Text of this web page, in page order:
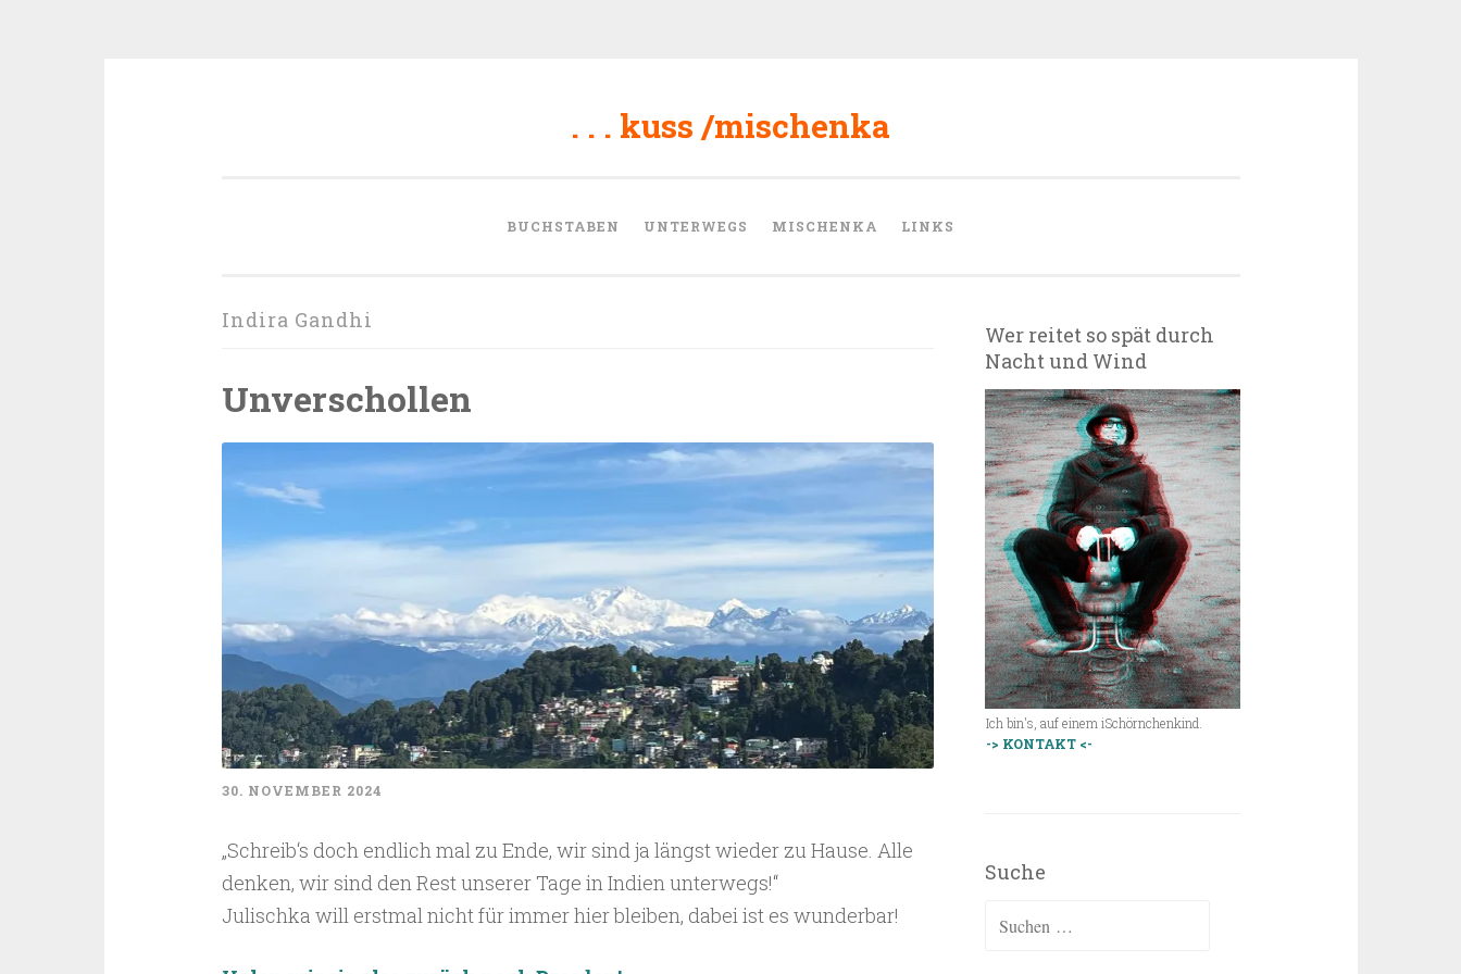
. . . kuss /mischenka
BUCHSTABEN UNTERWEGS MISCHENKA LINKS
Indira Gandhi
Unverschollen
30. NOVEMBER 2024
„Schreib‘s doch endlich mal zu Ende, wir sind ja längst wieder zu Hause. Alle
denken, wir sind den Rest unserer Tage in Indien unterwegs!“
Julischka will erstmal nicht für immer hier bleiben, dabei ist es wunderbar!
Wer reitet so spät durch
Nacht und Wind
Ich bin's, auf einem iSchörnchenkind.
-> KONTAKT <-
Suche
Suchen